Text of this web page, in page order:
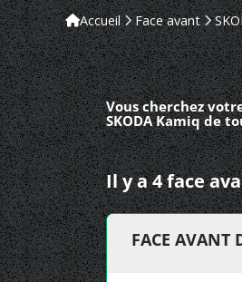
Accueil Face avant
Vous cherchez
SKODA Kamiq de
Il y a 4 face
FACE AVANT